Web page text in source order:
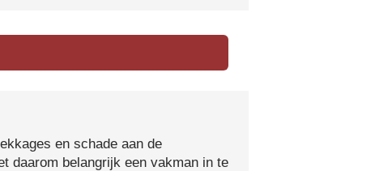
en schade aan de
daarom belangrijk een vakman in te